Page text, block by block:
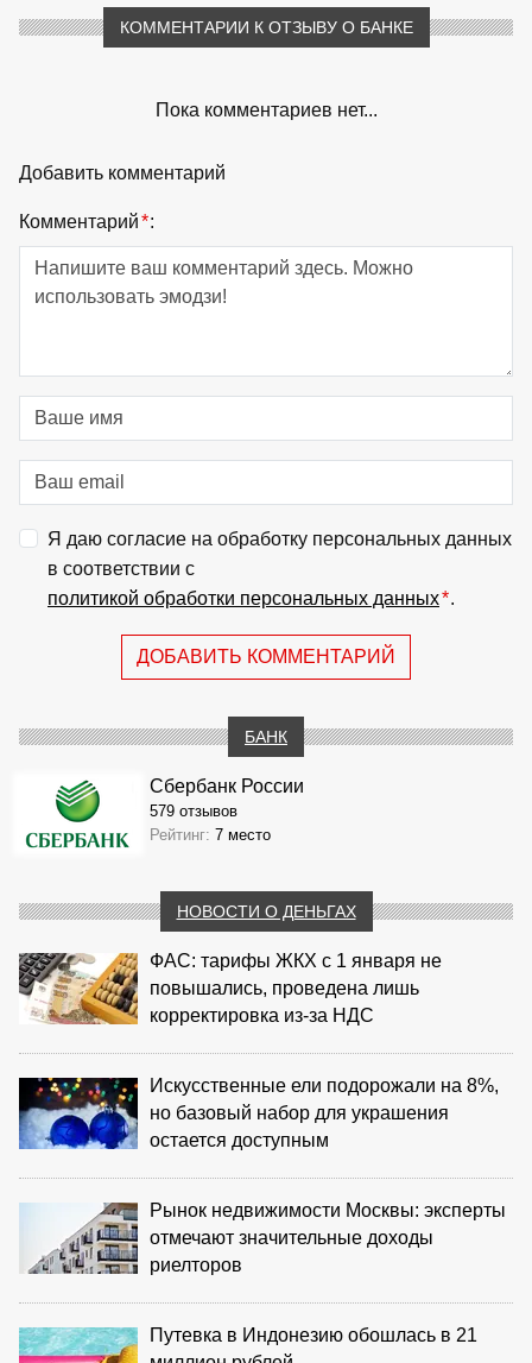
КОММЕНТАРИИ К ОТЗЫВУ О БАНКЕ
Пока комментариев нет...
Добавить комментарий
Комментарий*:
Я даю согласие на обработку персональных данных
в соответствии с
политикой обработки персональных данных*.
ДОБАВИТЬ КОММЕНТАРИЙ
БАНК
Сбербанк России
579 отзывов
Рейтинг: 7 место
НОВОСТИ О ДЕНЬГАХ
ФАС: тарифы ЖКХ с 1 января не
повышались, проведена лишь
корректировка из‑за НДС
Искусственные ели подорожали на 8%,
но базовый набор для украшения
остается доступным
Рынок недвижимости Москвы: эксперты
отмечают значительные доходы
риелторов
Путевка в Индонезию обошлась в 21